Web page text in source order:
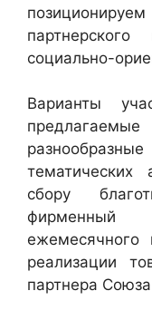
социально-
Варианты
предлагаемые
сбору
ежемесячного
реализации
партнера